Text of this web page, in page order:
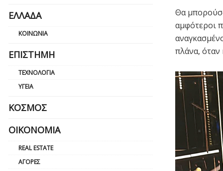
Θα
αμφότεροι
πλάνα, όταν
ΕΛΛΆΔΑ
ΚΟΙΝΩΝΊΑ
ΕΠΙΣΤΉΜΗ
ΤΕΧΝΟΛΟΓΊΑ
ΥΓΕΊΑ
ΚΌΣΜΟΣ
ΟΙΚΟΝΟΜΊΑ
REAL ESTATE
ΑΓΟΡΈΣ